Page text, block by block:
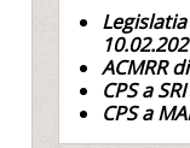
ACMRR
CPS a SRI
CPS a MAI